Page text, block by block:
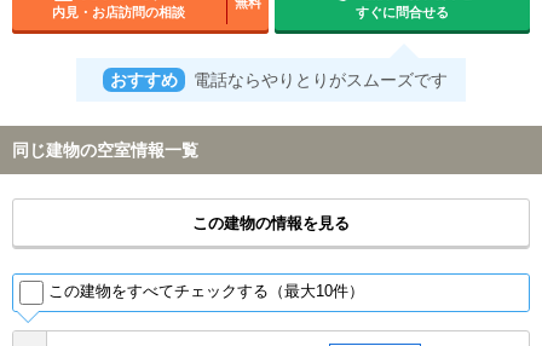
内見・お店訪問の相談 すぐに問合せる
おすすめ 電話ならやりとりがスムーズです
同じ建物の空室情報一覧
この建物の情報を見る
この建物をすべてチェックする（最大10件）